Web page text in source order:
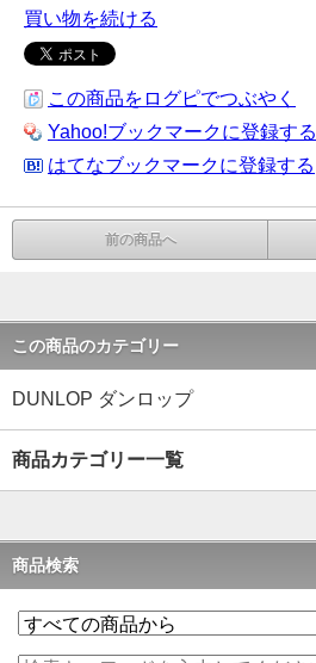
買い物を続ける
この商品をログピでつぶやく
Yahoo!ブックマークに登録する
はてなブックマークに登録する
前の商品へ
この商品のカテゴリー
DUNLOP ダンロップ
商品カテゴリー一覧
商品検索